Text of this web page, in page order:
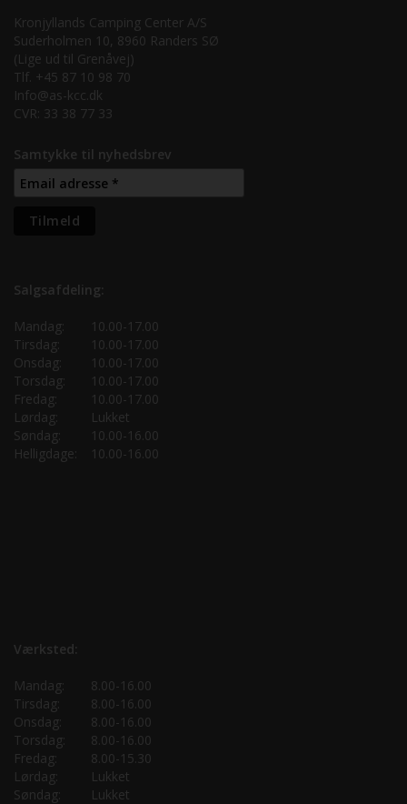
Kronjyllands Camping Center A/S
Suderholmen 10, 8960 Randers SØ
(Lige ud til Grenåvej)
Tlf. +45 87 10 98 70
Info@as-kcc.dk
CVR: 33 38 77 33
Samtykke til nyhedsbrev
Salgsafdeling:
Mandag:
10.00-17.00
Tirsdag:
10.00-17.00
Onsdag:
10.00-17.00
Torsdag:
10.00-17.00
Fredag:
10.00-17.00
Lørdag:
Lukket
Søndag:
10.00-16.00
Helligdage:
10.00-16.00
Værksted:
Mandag:
8.00-16.00
Tirsdag:
8.00-16.00
Onsdag:
8.00-16.00
Torsdag:
8.00-16.00
Fredag:
8.00-15.30
Lørdag:
Lukket
Søndag:
Lukket